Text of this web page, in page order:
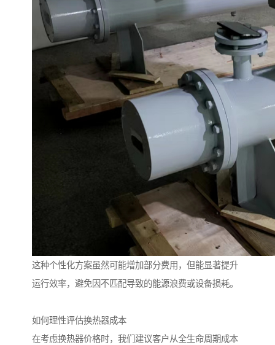
这种个性化方案虽然可能增加部分费用，但能显著提升
运行效率，避免因不匹配导致的能源浪费或设备损耗。
如何理性评估换热器成本
在考虑换热器价格时，我们建议客户从全生命周期成本